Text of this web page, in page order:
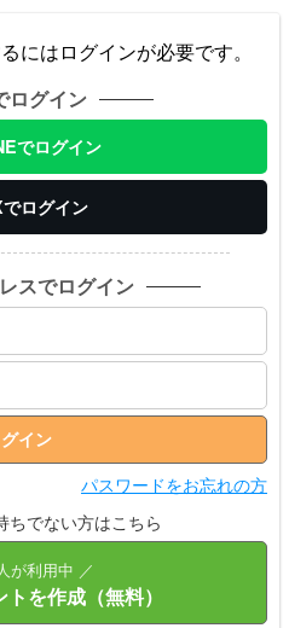
にはログインが必要です。
ログイン
でログイン
ログイン
スでログイン
パスワードをお忘れの方
ちでない方はこちら
が利用中 ／
を作成（無料）